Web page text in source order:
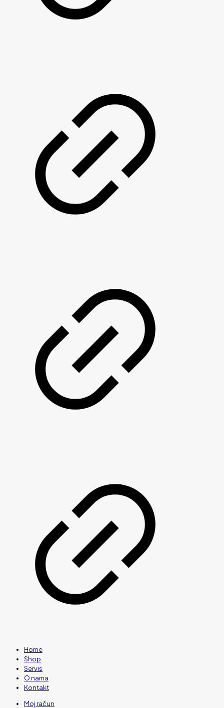
Home
Shop
Servis
O nama
Kontakt
Moj račun